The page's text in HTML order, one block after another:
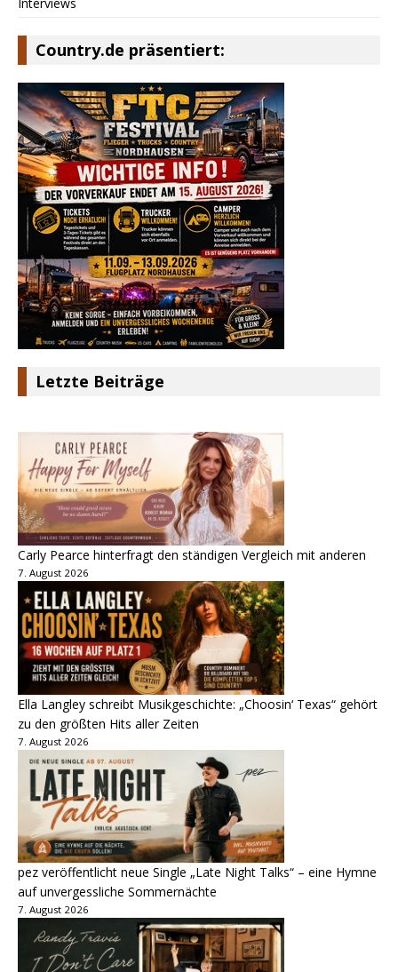
Country.de präsentiert:
Letzte Beiträge
Carly Pearce hinterfragt den ständigen Vergleich mit anderen
7. August 2026
Ella Langley schreibt Musikgeschichte: „Choosin‘ Texas“ gehört
zu den größten Hits aller Zeiten
7. August 2026
pez veröffentlicht neue Single „Late Night Talks“ – eine Hymne
auf unvergessliche Sommernächte
7. August 2026